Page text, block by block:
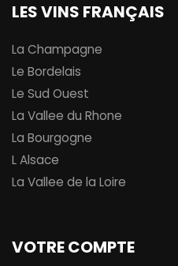
LES VINS FRANÇAIS
La Champagne
Le Bordelais
Le Sud Ouest
La Vallee du Rhone
La Bourgogne
L Alsace
La Vallee de la Loire
VOTRE COMPTE